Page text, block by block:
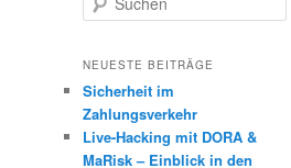
u
h
n
NEUESTE BEITRÄGE
Sicherheit im
Zahlungsverkehr
Live-Hacking mit DORA &
MaRisk – Einblick in den